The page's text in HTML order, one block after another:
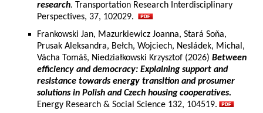
research. Transportation Research Interdisciplinary
Perspectives, 37, 102029.
Frankowski Jan, Mazurkiewicz Joanna, Stará Soňa,
Prusak Aleksandra, Bełch, Wojciech, Nesládek, Michal,
Vácha Tomáš, Niedziałkowski Krzysztof (2026) Between
efficiency and democracy: Explaining support and
resistance towards energy transition and prosumer
solutions in Polish and Czech housing cooperatives.
Energy Research & Social Science 132, 104519.